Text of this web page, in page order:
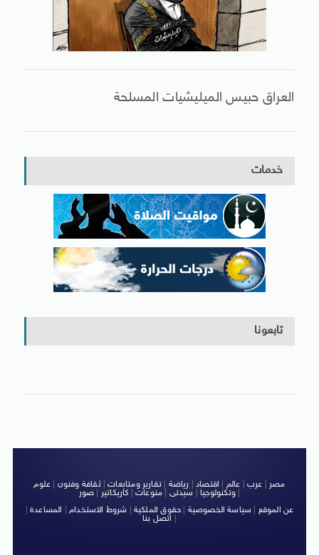
العراق حبيس الميليشيات المسلحة
خدمات
تابعونا
مصر عرب عالم اقتصاد رياضة |تقارير ومتابعات|ثقافة وفنون
علوم
وتكنولوجيا| سيدتى منوعات كاريكاتير صور
|
عن الموقع
سياسة الخصوصية حقوق الملكية شروط الاستخدام| المساعدة|
اتصل بنا